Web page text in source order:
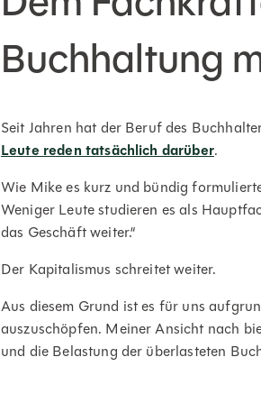
Buchhaltung
Seit Jahren hat der Beruf des
Leute reden tatsächlich darüber.
Wie Mike es kurz und bündig
Weniger Leute studieren es als
das Geschäft weiter.“
Der Kapitalismus schreitet weiter.
Aus diesem Grund ist es für uns
auszuschöpfen. Meiner Ansicht nach
und die Belastung der überlasteten